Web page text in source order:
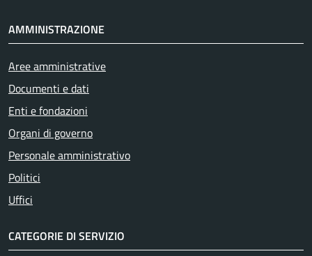
AMMINISTRAZIONE
Aree amministrative
Documenti e dati
Enti e fondazioni
Organi di governo
Personale amministrativo
Politici
Uffici
CATEGORIE DI SERVIZIO